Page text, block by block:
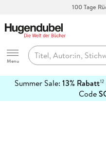
100 Tage
Hugendubel
Menu
Summer Sale: 13% Rabatt12
Code
erfahren